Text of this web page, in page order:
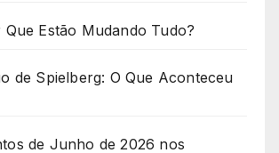
Estão Mudando Tudo?
de Spielberg: O Que Aconteceu
de Junho de 2026 nos